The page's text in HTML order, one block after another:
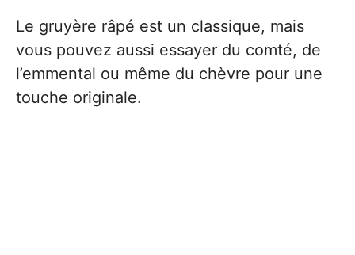
Le gruyère râpé est un classique, mais
vous pouvez aussi essayer du comté, de
l’emmental ou même du chèvre pour une
touche originale.